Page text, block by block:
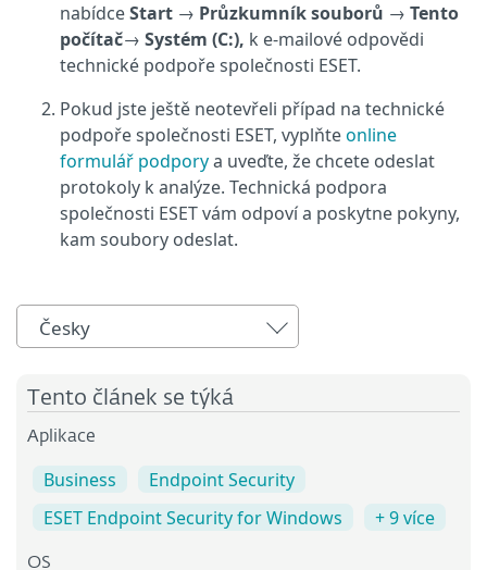
nabídceStart → Průzkumník souborů → Tento
počítač→ Systém (C:), k e-mailové odpovědi
technické podpoře společnosti ESET.
Pokud jste ještě neotevřeli případ na technické
podpoře společnosti ESET, vyplňteonline
formulář podporya uveďte, že chcete odeslat
protokoly k analýze. Technická podpora
společnosti ESET vám odpoví a poskytne pokyny,
kam soubory odeslat.
Česky
Tento článek se týká
Aplikace
Business
Endpoint Security
ESET Endpoint Security for Windows
+ 9 více
OS